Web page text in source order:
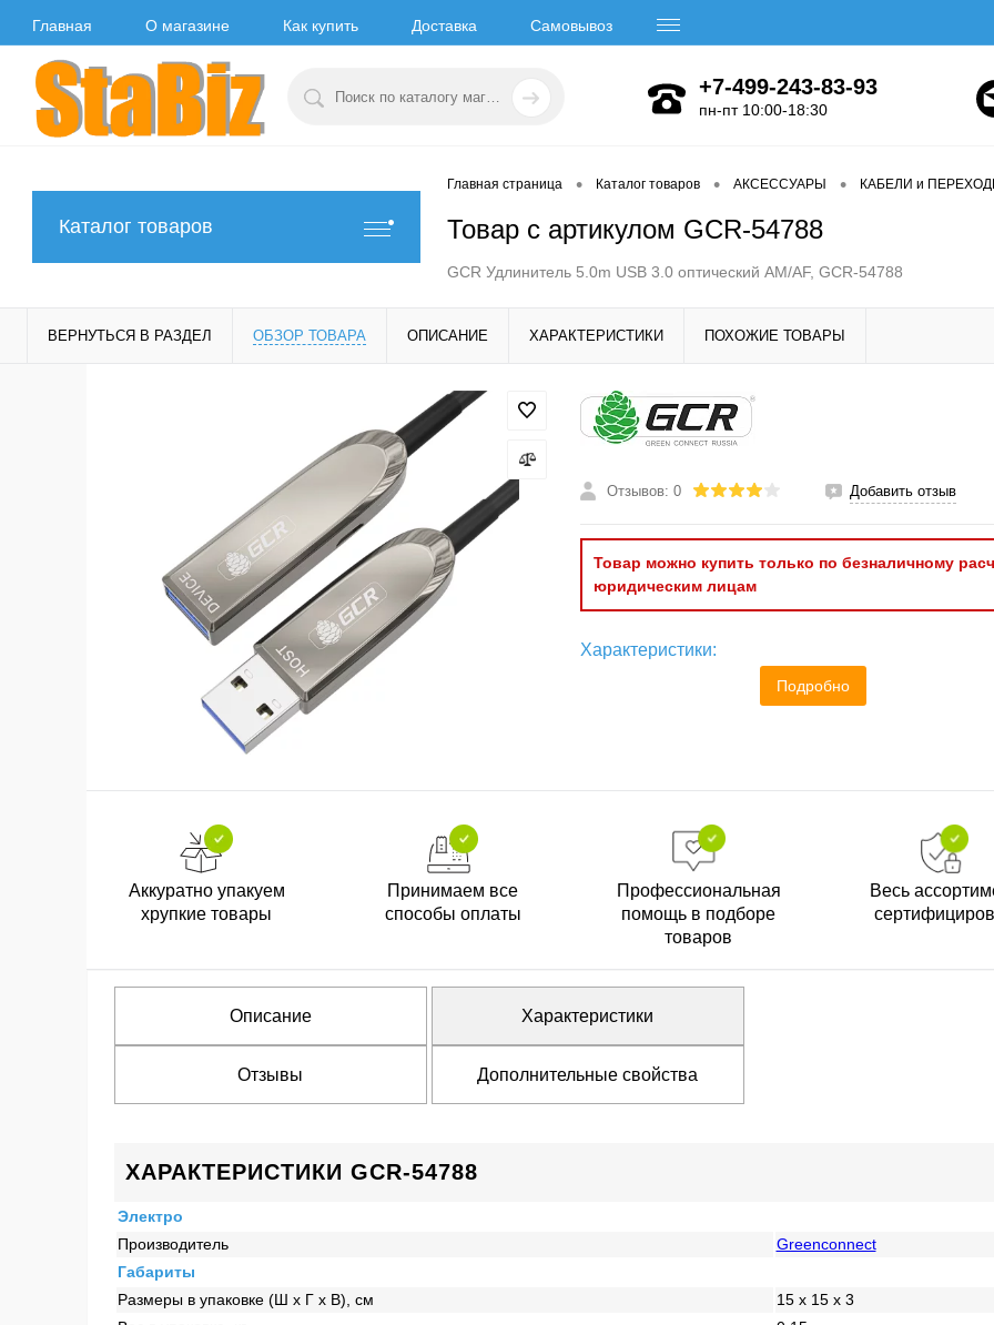
Главная О магазине Как купить Доставка Самовывоз
+7-499-243-83-93
пн-пт 10:00-18:30
Каталог товаров
Главная страница • Каталог товаров • АКСЕССУАРЫ • КАБЕЛИ и
Товар с артикулом GCR-54788
GCR Удлинитель 5.0m USB 3.0 оптический AM/AF, GCR-54788
ВЕРНУТЬСЯ В РАЗДЕЛ ОБЗОР ТОВАРА ОПИСАНИЕ ХАРАКТЕРИСТИКИ ПОХОЖИЕ ТОВАРЫ
Отзывов: 0 Добавить отзыв
Товар можно купить только по безналичному
юридическим лицам
Характеристики:
Подробно
Аккуратно упакуем
хрупкие товары
Принимаем все
способы оплаты
Профессиональная
помощь в подборе
товаров
Весь
Описание Характеристики
Отзывы Дополнительные свойства
ХАРАКТЕРИСТИКИ GCR-54788
Электро
Производитель
Greenconnect
Габариты
Размеры в упаковке (Ш x Г x В), см
15 x 15 x 3